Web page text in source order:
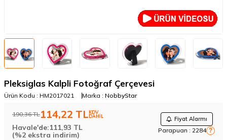
Pleksiglas Kalpli Fotoğraf Çerçevesi
Ürün Kodu : HM2017021 Marka : NobbyStar
190,36TL114,22 TLKDV
DAHİL Fiyat Alarmı
Parapuan : 2284 ?
Havale'de:111,93 TL
(%2 ekstra indirim)